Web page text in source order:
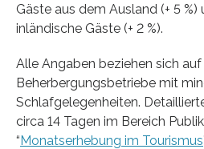
Gäste aus dem Ausland (+ 5 %)
inländische Gäste (+ 2 %).
Alle Angaben beziehen sich auf
Beherbergungsbetriebe mit
Schlafgelegenheiten.
circa 14 Tagen im Bereich
“Monatserhebung im Tourismus